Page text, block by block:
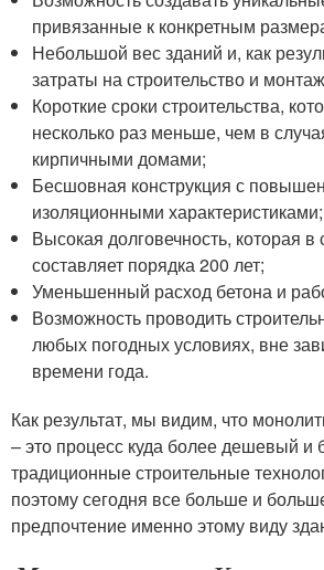
привязанные к конкретным
Небольшой вес зданий и, как
затраты на строительство и
Короткие сроки строительства,
несколько раз меньше, чем в
кирпичными домами;
Бесшовная конструкция с
изоляционными характеристиками;
Высокая долговечность, которая в
составляет порядка 200 лет;
Уменьшенный расход бетона и
Возможность проводить
любых погодных условиях, вне
времени года.
Как результат, мы видим, что
– это процесс куда более дешевый и
традиционные строительные
поэтому сегодня все больше и
предпочтение именно этому виду